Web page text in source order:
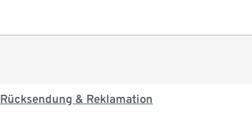
Rücksendung & Reklamation